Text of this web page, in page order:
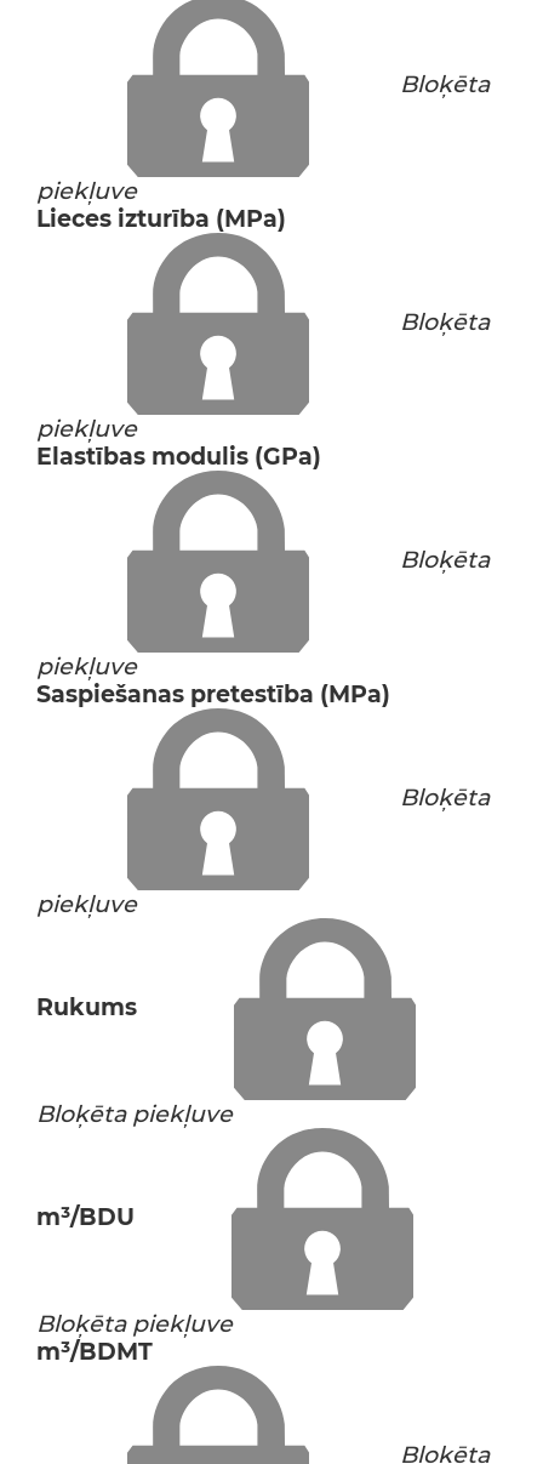
Bloķēta
piekļuve
Lieces izturība (MPa)
Bloķēta
piekļuve
Elastības modulis (GPa)
Bloķēta
piekļuve
Saspiešanas pretestība (MPa)
Bloķēta
piekļuve
Rukums
Bloķēta piekļuve
m³/BDU
Bloķēta piekļuve
m³/BDMT
Bloķēta